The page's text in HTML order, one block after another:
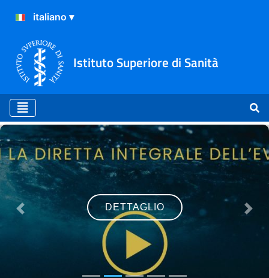
Istituto Superiore di Sanità
Home
DETTAGLIO
Previous Next